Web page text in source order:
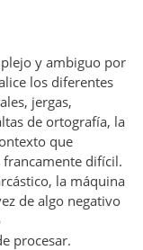
y ambiguo por
los diferentes
jergas,
de ortografía, la
que
difícil.
la máquina
de algo negativo
procesar.